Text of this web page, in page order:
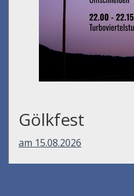
Gölkfest
am 15.08.2026